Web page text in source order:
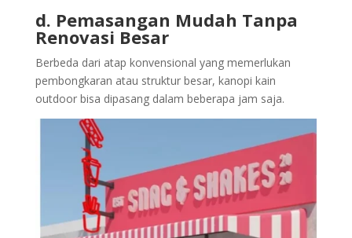
d. Pemasangan Mudah Tanpa
Renovasi Besar
Berbeda dari atap konvensional yang memerlukan
pembongkaran atau struktur besar, kanopi kain
outdoor bisa dipasang dalam beberapa jam saja.